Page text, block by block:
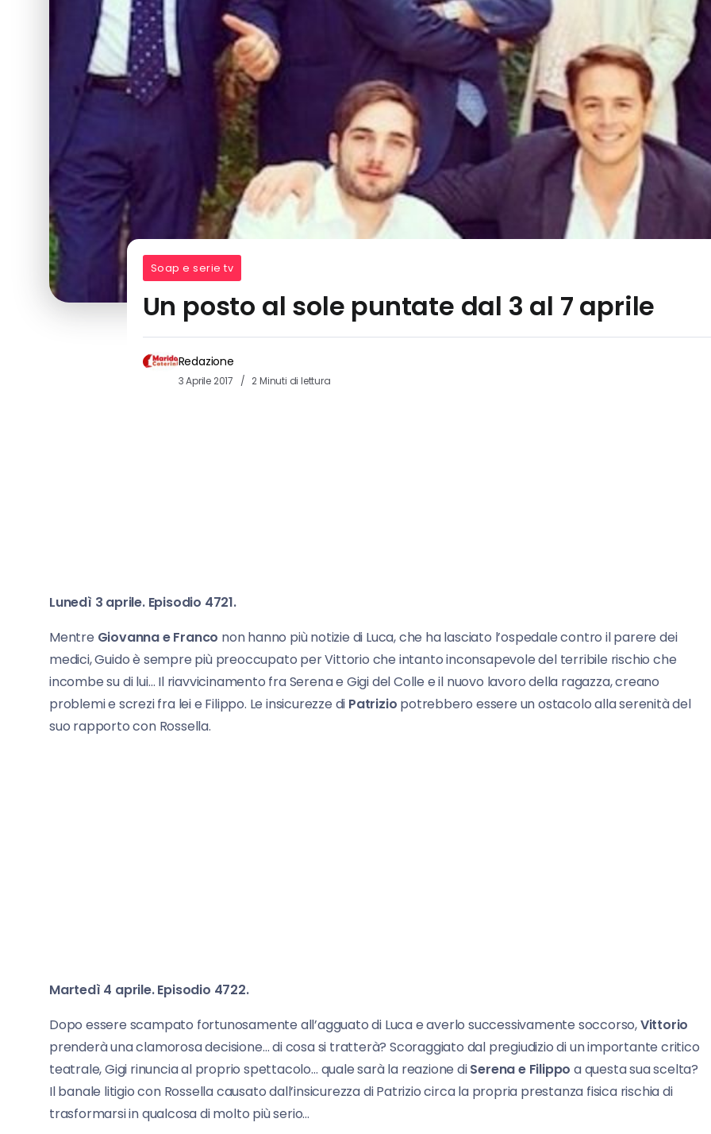
Soap e serie tv
Un posto al sole puntate dal 3 al 7 aprile
Redazione
3 Aprile 2017 2 Minuti di lettura
Lunedì 3 aprile. Episodio 4721.
Mentre Giovanna e Franco non hanno più notizie di Luca, che ha lasciato l’ospedale contro il parere dei
medici, Guido è sempre più preoccupato per Vittorio che intanto inconsapevole del terribile rischio che
incombe su di lui… Il riavvicinamento fra Serena e Gigi del Colle e il nuovo lavoro della ragazza, creano
problemi e screzi fra lei e Filippo. Le insicurezze di Patrizio potrebbero essere un ostacolo alla serenità del
suo rapporto con Rossella.
Martedì 4 aprile. Episodio 4722.
Dopo essere scampato fortunosamente all’agguato di Luca e averlo successivamente soccorso,Vittorio
prenderà una clamorosa decisione… di cosa si tratterà? Scoraggiato dal pregiudizio di un importante critico
teatrale, Gigi rinuncia al proprio spettacolo… quale sarà la reazione diSerena e Filippo a questa sua scelta?
Il banale litigio con Rossella causato dall’insicurezza di Patrizio circa la propria prestanza fisica rischia di
trasformarsi in qualcosa di molto più serio…